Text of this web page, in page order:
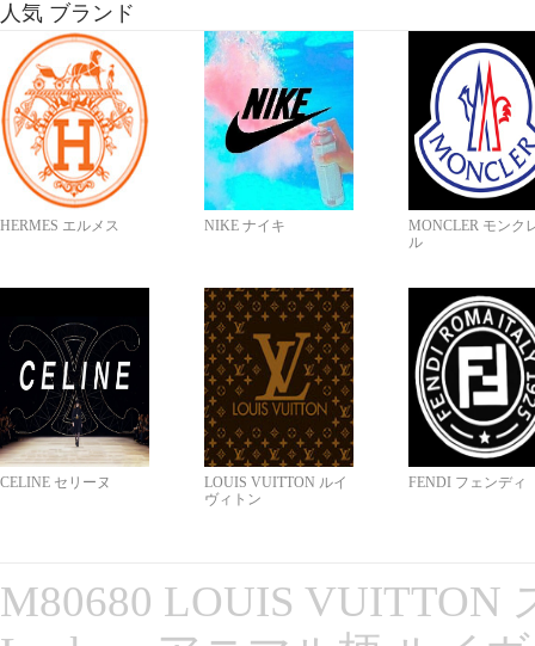
人気 ブランド
HERMES エルメス NIKE ナイキ
MONCLER モンク
ル
CELINE セリーヌ
LOUIS VUITTON ルイ
ヴィトン
FENDI フェンディ
M80680 LOUIS VUITTON